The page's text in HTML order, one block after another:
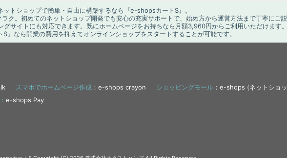
ットショップで簡単・自由に構築するなら『e-shopsカートS』。
ク。初めてのネットショップ開発でも安心の充実サポートで、始め方から運営方法まで丁寧にご説
グサイトにも対応できます。既にホームページをお持ちなら月額3,960円からご利用いただけます。
S』なら開業の費用を抑えてオンラインショップをスタートすることが可能です。
スマホでホームページ作成：e-shops crayon ショッピングモール：e-shops (ネットショ
e-shops Pay